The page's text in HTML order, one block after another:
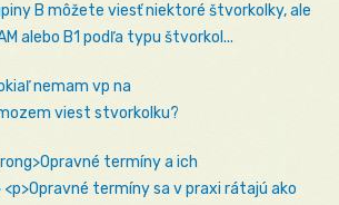
B môžete viesť niektoré štvorkolky, ale
alebo B1 podľa typu štvorkol...
nemam vp na
viest stvorkolku?
termíny a ich
termíny sa v praxi rátajú ako